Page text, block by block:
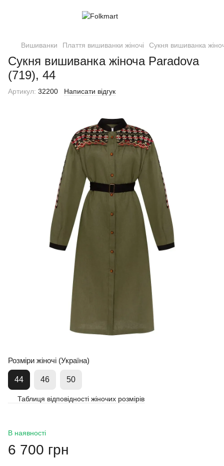
Вишиванки Плаття вишиванки жіночі Сукня вишиванка
Сукня вишиванка жіноча Paradova
(719), 44
Артикул: 32200 Написати відгук
Розміри жіночі (Україна)
44 46 50
Таблиця відповідності жіночих розмірів
В наявності
6 700 грн